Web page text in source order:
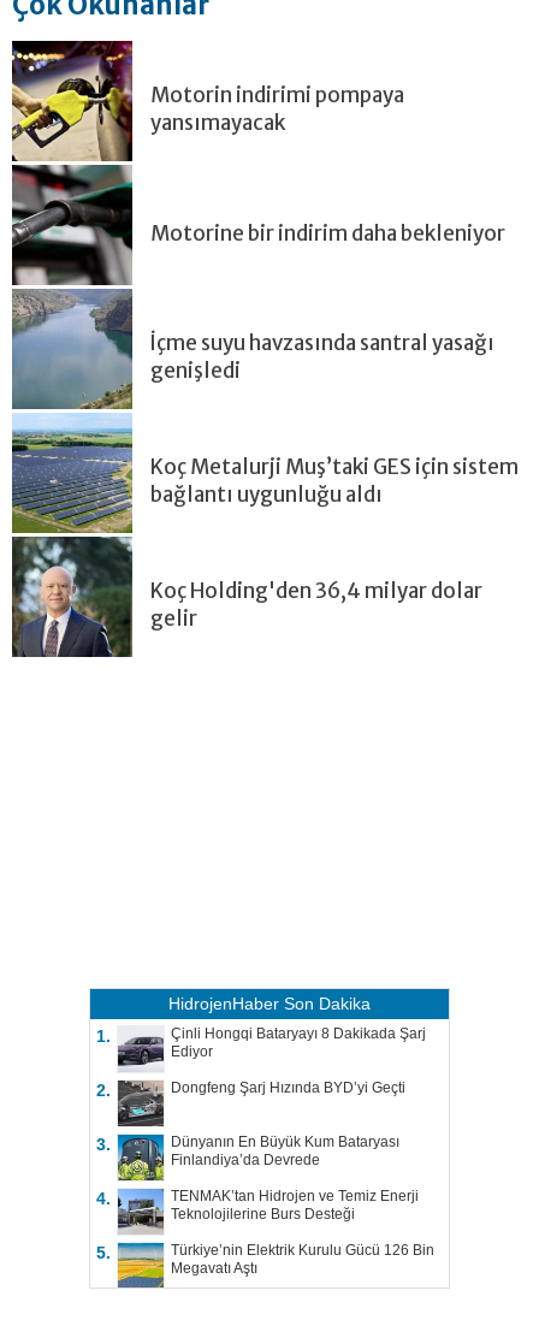
Motorin indirimi pompaya
yansımayacak
Motorine bir indirim daha bekleniyor
İçme suyu havzasında santral yasağı
genişledi
Koç Metalurji Muş’taki GES için sistem
bağlantı uygunluğu aldı
Koç Holding'den 36,4 milyar dolar
gelir
HidrojenHaber Son Dakika
1.
Çinli Hongqi Bataryayı 8 Dakikada Şarj
Ediyor
2. Dongfeng Şarj Hızında BYD’yi Geçti
3.
Dünyanın En Büyük Kum Bataryası
Finlandiya’da Devrede
4.
TENMAK’tan Hidrojen ve Temiz Enerji
Teknolojilerine Burs Desteği
5.
Türkiye’nin Elektrik Kurulu Gücü 126 Bin
Megavatı Aştı